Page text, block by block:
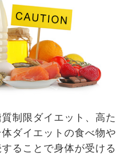
制限ダイエット、高た
ダイエットの食べ物や
ることで身体が受ける